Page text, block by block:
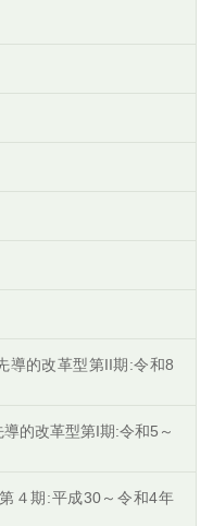
導的改革型第II期:令和8
的改革型第I期:令和5～
４期:平成30～令和4年